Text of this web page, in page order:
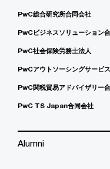
PwC総合研究所合同会社
PwCビジネスソリューション
PwC社会保険労務士法人
PwCアウトソーシングサービ
PwC関税貿易アドバイザリー
PwC TS Japan合同会社
Alumni